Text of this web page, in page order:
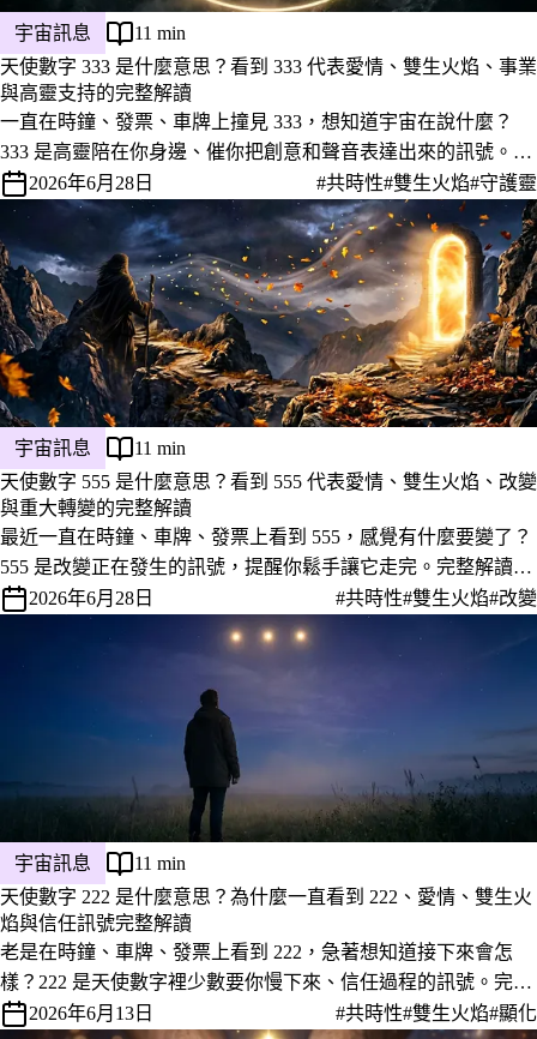
宇宙訊息
11 min
天使數字 333 是什麼意思？看到 333 代表愛情、雙生火焰、事業
與高靈支持的完整解讀
一直在時鐘、發票、車牌上撞見 333，想知道宇宙在說什麼？
333 是高靈陪在你身邊、催你把創意和聲音表達出來的訊號。完
整解讀它在愛情、雙生火焰、事業上的意義，以及看到當下該怎
麼回應。
2026年6月28日 #共時性#雙生火焰#守護靈
宇宙訊息
11 min
天使數字 555 是什麼意思？看到 555 代表愛情、雙生火焰、改變
與重大轉變的完整解讀
最近一直在時鐘、車牌、發票上看到 555，感覺有什麼要變了？
555 是改變正在發生的訊號，提醒你鬆手讓它走完。完整解讀它
在愛情、雙生火焰、工作上的意義，以及看到當下該怎麼接住這
2026年6月28日 #共時性#雙生火焰#改變
宇宙訊息
11 min
天使數字 222 是什麼意思？為什麼一直看到 222、愛情、雙生火
焰與信任訊號完整解讀
老是在時鐘、車牌、發票上看到 222，急著想知道接下來會怎
樣？222 是天使數字裡少數要你慢下來、信任過程的訊號。完整
解讀它在愛情、雙生火焰、事業上的意義，以及看到當下最該做
2026年6月13日 #共時性#雙生火焰#顯化